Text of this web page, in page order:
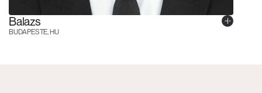
Balazs
BUDAPESTE, HU